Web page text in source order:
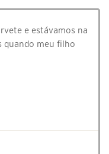
e estávamos na
quando meu filho